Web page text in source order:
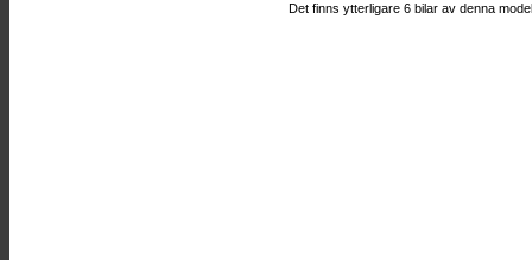
Det finns ytterligare 6 bilar av denna